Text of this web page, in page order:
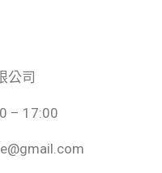
公司
– 17:00